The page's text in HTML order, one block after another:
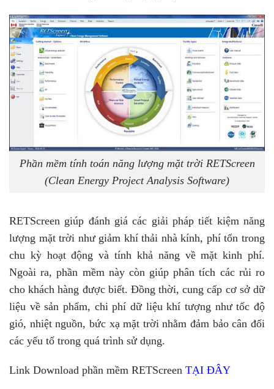
Phần mềm tính toán năng lượng mặt trời RETScreen
(Clean Energy Project Analysis Software)
RETScreen giúp đánh giá các giải pháp tiết kiệm năng
lượng mặt trời như giảm khí thải nhà kính, phí tổn trong
chu kỳ hoạt động và tính khả năng về mặt kinh phí.
Ngoài ra, phần mềm này còn giúp phân tích các rủi ro
cho khách hàng được biết. Đồng thời, cung cấp cơ sở dữ
liệu về sản phẩm, chi phí dữ liệu khí tượng như tốc độ
gió, nhiệt nguồn, bức xạ mặt trời nhằm đảm bảo cân đối
các yếu tố trong quá trình sử dụng.
Link Download phần mềm RETScreen TẠI ĐÂY